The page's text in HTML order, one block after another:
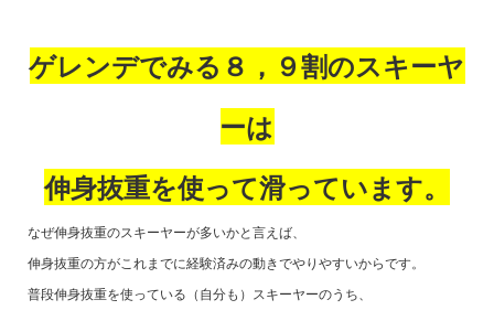
ゲレンデでみる８，９割のスキーヤ
ーは
伸身抜重を使って滑っています。
なぜ伸身抜重のスキーヤーが多いかと言えば、
伸身抜重の方がこれまでに経験済みの動きでやりやすいからです。
普段伸身抜重を使っている（自分も）スキーヤーのうち、